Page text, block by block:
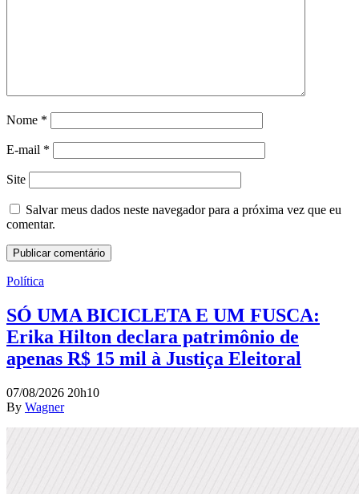
Nome *
E-mail *
Site
Salvar meus dados neste navegador para a próxima vez que eu
comentar.
Política
SÓ UMA BICICLETA E UM FUSCA:
Erika Hilton declara patrimônio de
apenas R$ 15 mil à Justiça Eleitoral
07/08/2026 20h10
By Wagner